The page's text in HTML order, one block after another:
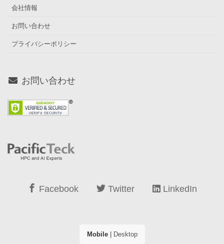
会社情報
お問い合わせ
プライバシーポリシー
お問い合わせ
Facebook Twitter LinkedIn
Mobile| Desktop